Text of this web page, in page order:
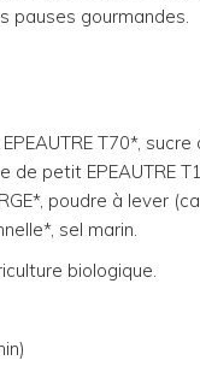
pauses gourmandes.
T70*, sucre
de petit EPEAUTRE
poudre à lever
sel marin.
biologique.